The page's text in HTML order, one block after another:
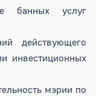
банных услуг
действующего
инвестиционных
мэрии по